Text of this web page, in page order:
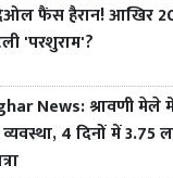
फैंस हैरान! आखिर
'परशुराम'?
News: श्रावणी मेले
4 दिनों में 3.75